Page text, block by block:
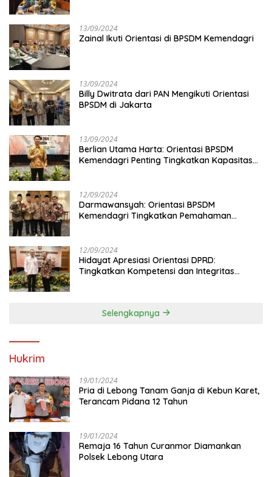
13/09/2024
Zainal Ikuti Orientasi di BPSDM Kemendagri
13/09/2024
Billy Dwitrata dari PAN Mengikuti Orientasi
BPSDM di Jakarta
13/09/2024
Berlian Utama Harta: Orientasi BPSDM
Kemendagri Penting Tingkatkan Kapasitas
12/09/2024
Darmawansyah: Orientasi BPSDM
Kemendagri Tingkatkan Pemahaman
12/09/2024
Hidayat Apresiasi Orientasi DPRD:
Tingkatkan Kompetensi dan Integritas
Selengkapnya
Hukrim
19/01/2024
Pria di Lebong Tanam Ganja di Kebun Karet,
Terancam Pidana 12 Tahun
19/01/2024
Remaja 16 Tahun Curanmor Diamankan
Polsek Lebong Utara